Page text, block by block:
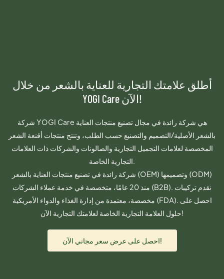
أطلق علامتك التجارية للعناية بالشعر من خلال
YOGI Care الآن!
شركة YOGI Care هي شركة رائدة في مجال تصنيع منتجات العناية
بالشعر الأصلية/التصميم والتصنيع حسب الطلب، وتنتج منتجات أقنعة الشعر
المخصصة لعلامات التجميل التجارية والصالونات والشركات ذات العلامات
شركة رائدة في تصنيع منتجات العناية بالشعر (OEM) وتصميمها (ODM)
منذ 20 عامًا، متخصصة في خدمة عملاء الشركات (B2B). نقدم تركيبات
مخصصة، معتمدة من إدارة الغذاء والدواء الأمريكية (FDA). احصل على
حلول العلامة التجارية الخاصة لعلامتك التجارية الآن!
احصل على عرض سعر مجاني الآن!